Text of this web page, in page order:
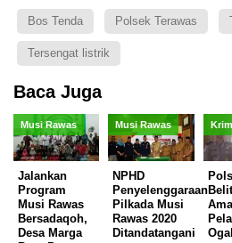
Bos Tenda Polsek Terawas
Tersengat listrik
Baca Juga
Musi Rawas
Jalankan
Program
Musi Rawas
Bersadaqoh,
Desa Marga
Musi Rawas
NPHD
Penyelenggaraan
Pilkada Musi
Rawas 2020
Ditandatangani